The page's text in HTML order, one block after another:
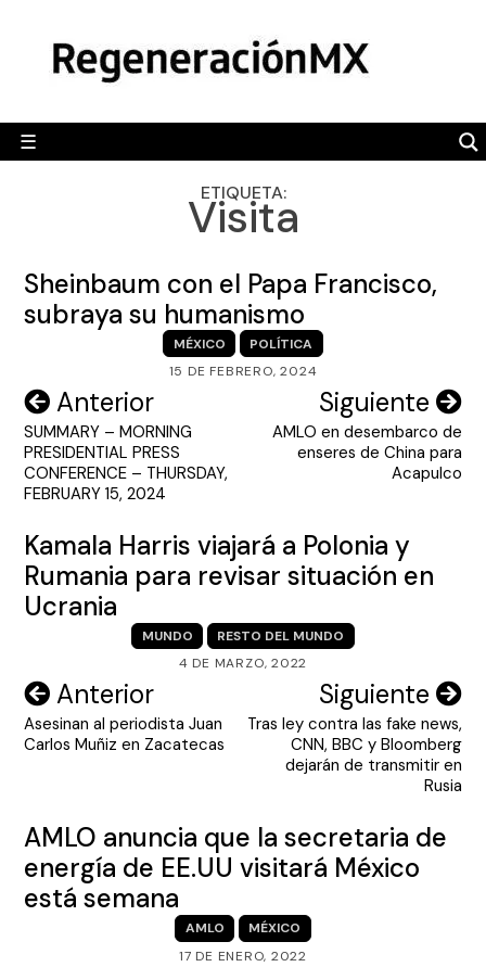
content
☰
POLÍTICA
CAMALEÓN
OPINIÓN
ENGLISH SECTION
VIDEOS
ETIQUETA:
Visita
Sheinbaum con el Papa Francisco,
subraya su humanismo
MÉXICO
POLÍTICA
15 DE FEBRERO, 2024
Navegación
de
entradas
Anterior
SUMMARY – MORNING
PRESIDENTIAL PRESS
CONFERENCE – THURSDAY,
FEBRUARY 15, 2024
Siguiente
AMLO en desembarco de
enseres de China para
Acapulco
Kamala Harris viajará a Polonia y
Rumania para revisar situación en
Ucrania
MUNDO
RESTO DEL MUNDO
4 DE MARZO, 2022
Navegación
de
Anterior
Asesinan al periodista Juan
Carlos Muñiz en Zacatecas
Siguiente
Tras ley contra las fake news,
CNN, BBC y Bloomberg
dejarán de transmitir en
Rusia
AMLO anuncia que la secretaria de
energía de EE.UU visitará México
está semana
AMLO
MÉXICO
17 DE ENERO, 2022